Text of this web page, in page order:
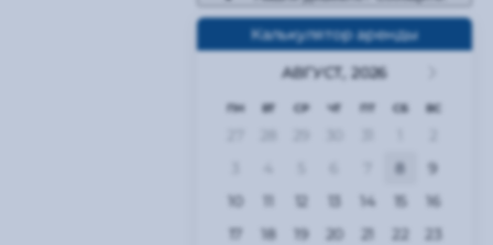
Калькулятор аренды
АВГУСТ,
2026
ПН ВТ СР ЧТ ПТ СБ ВС
8
9
10
11 12 13 14 15
16
17
18 19 20 21 22
23